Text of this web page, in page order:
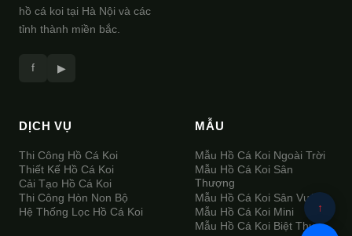
hồ cá koi tại Hà Nội và các
tỉnh thành miền bắc.
f ▶
DỊCH VỤ
Thi Công Hồ Cá Koi
Thiết Kế Hồ Cá Koi
Cải Tạo Hồ Cá Koi
Thi Công Hòn Non Bộ
Hệ Thống Lọc Hồ Cá Koi
MẪU
Mẫu Hồ Cá Koi Ngoài Trời
Mẫu Hồ Cá Koi Sân
Thượng
Mẫu Hồ Cá Koi Sân Vườn
Mẫu Hồ Cá Koi Mini
Mẫu Hồ Cá Koi Biệt Thự
↑